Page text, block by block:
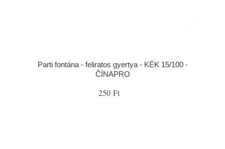
Parti fontána - feliratos gyertya - KÉK 15/100 -
ČÍNAPRO
250 Ft